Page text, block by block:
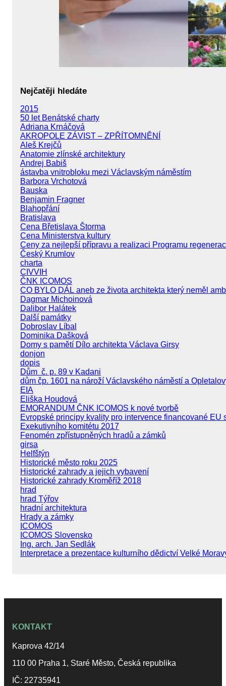
Nejčatěji hledáte
2015
50 let Benátské charty
Adriana Krnáčová
AKROPOLE ZÁVIST – ZPŘÍTOMNĚNÍ
Aleš Krejčů
Anatomie zlínské architektury
Andrej Babiš
ástavba vnitrobloku mezi Václavským náměstím
Barbora Vrchotová
Bauska
Benjamin Fragner
Blahopřání
Bratislava
Cena Břetislava Štorma
Cena Ministerstva kultury
Ceny za nejlepší přípravu a realizaci Programu
Český Krumlov
charta
CIVVIH
ČNK ICOMOS
CO BYLO DÁL aneb ze života architekta který neměl
Dagmar Michoinová
Dalibor Halátek
Další památky
Dobroslav Líbal
Dominika Dašková
Domy s pamětí Dílo architekta Václava Girsy
donjon
dopis
Dům č. p. 89 v Kadani
dům čp. 1601 na nároží Václavského náměstí a
EIA
Eliška Houdová
EMORANDUM ČNK ICOMOS k nové tvorbě
Evropské principy kvality pro intervence financované EU
Exekutivního komitétu 2017
Fenomén zpřístupněných hradů a zámků
girsa
Helfštýn
Historické město roku 2025
Historické zahrady a jejich vybavení
Historické zahrady Kroměříž 2018
hrad
hrad Týřov
hradní architektura
Hrady a zámky
ICOMOS
ICOMOS Slovensko
Ing. arch. Jan Sedlák
Interpretace a prezentace kulturního dědictví Velké
KONTAKT
Kaprova 42/14
110 00 Praha 1, Staré Město, Česká republika
IČ: 22735941